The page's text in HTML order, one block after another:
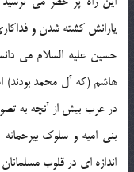
يارانش كشته شدن و
حسين عليه السلام مى
هاشم (كه آل محمد بودند)
در عرب بيش از آنچه به
بنى اميه و سلوك
اندازه اى در قلوب